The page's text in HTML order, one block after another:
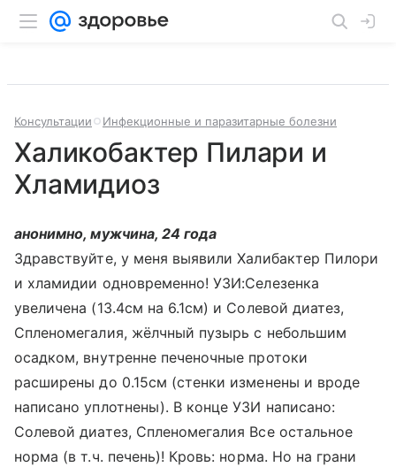
Консультации Инфекционные и паразитарные болезни
Халикобактер Пилари и
Хламидиоз
анонимно, мужчина, 24 года
Здравствуйте, у меня выявили Халибактер Пилори
и хламидии одновременно! УЗИ:Селезенка
увеличена (13.4см на 6.1см) и Солевой диатез,
Спленомегалия, жёлчный пузырь с небольшим
осадком, внутренне печеночные протоки
расширены до 0.15см (стенки изменены и вроде
написано уплотнены). В конце УЗИ написано:
Солевой диатез, Спленомегалия Все остальное
норма (в т.ч. печень)! Кровь: норма. Но на грани